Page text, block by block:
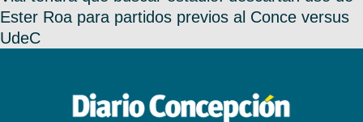
Ester Roa para partidos previos al Conce versus
UdeC